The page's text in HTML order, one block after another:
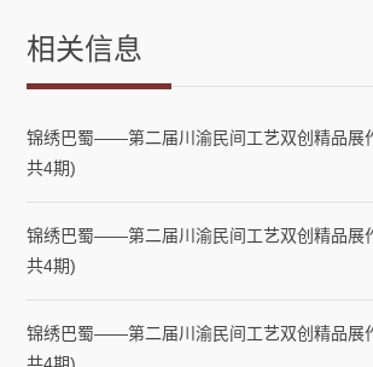
相关信息
锦绣巴蜀——第二届川渝民间工艺双创精品展
共4期)
锦绣巴蜀——第二届川渝民间工艺双创精品展
共4期)
锦绣巴蜀——第二届川渝民间工艺双创精品展